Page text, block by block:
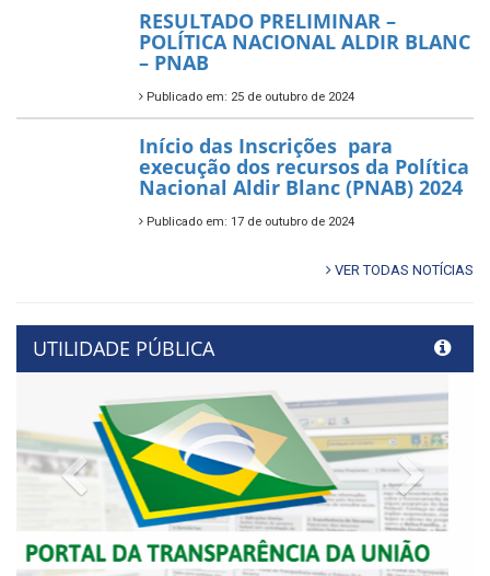
RESULTADO PRELIMINAR –
POLÍTICA NACIONAL ALDIR BLANC
– PNAB
Publicado em: 25 de outubro de 2024
Início das Inscrições para
execução dos recursos da Política
Nacional Aldir Blanc (PNAB) 2024
Publicado em: 17 de outubro de 2024
VER TODAS NOTÍCIAS
UTILIDADE PÚBLICA
Previous